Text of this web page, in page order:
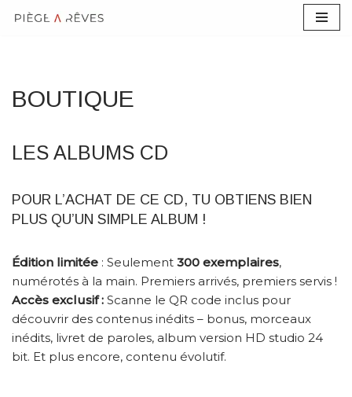
BOUTIQUE
LES ALBUMS CD
POUR L’ACHAT DE CE CD, TU OBTIENS BIEN
PLUS QU’UN SIMPLE ALBUM !
Édition limitée : Seulement 300 exemplaires,
numérotés à la main. Premiers arrivés, premiers servis !
Accès exclusif : Scanne le QR code inclus pour
découvrir des contenus inédits – bonus, morceaux
inédits, livret de paroles, album version HD studio 24
bit. Et plus encore, contenu évolutif.